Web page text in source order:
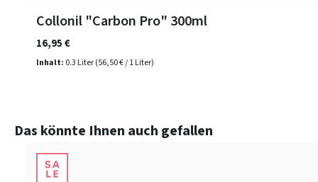
Collonil "Carbon Pro" 300ml
Inhalt: 0.3 Liter(56,50 € / 1 Liter)
16,95 €
Produktgalerie überspringen
Das könnte Ihnen auch gefallen